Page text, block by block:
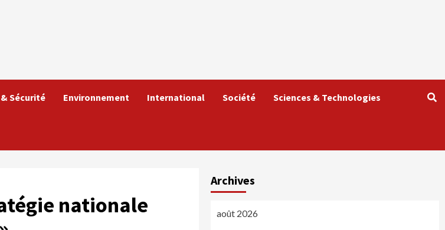
Sécurité Environnement International Société Sciences & Technologies
nationale
Archives
août 2026